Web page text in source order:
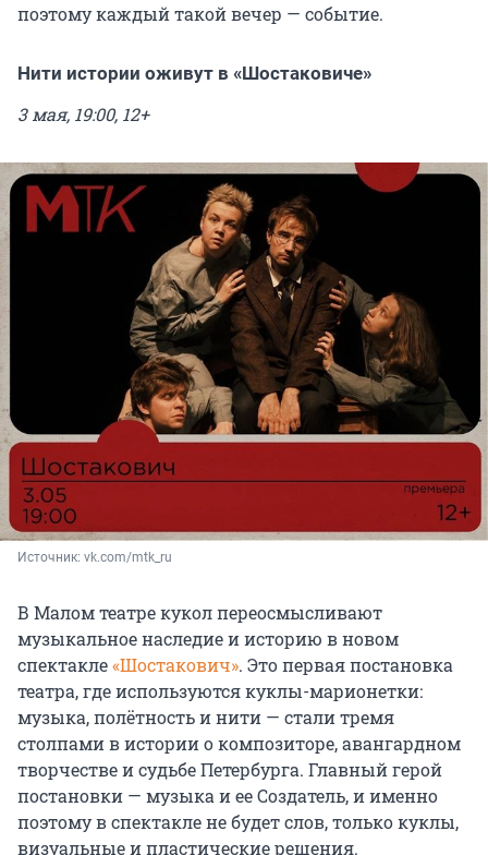
поэтому каждый такой вечер — событие.
Нити истории оживут в «Шостаковиче»
3 мая, 19:00, 12+
Источник: vk.com/mtk_ru
В Малом театре кукол переосмысливают
музыкальное наследие и историю в новом
спектакле«Шостакович». Это первая постановка
театра, где используются куклы-марионетки:
музыка, полётность и нити — стали тремя
столпами в истории о композиторе, авангардном
творчестве и судьбе Петербурга. Главный герой
постановки — музыка и ее Создатель, и именно
поэтому в спектакле не будет слов, только куклы,
визуальные и пластические решения.